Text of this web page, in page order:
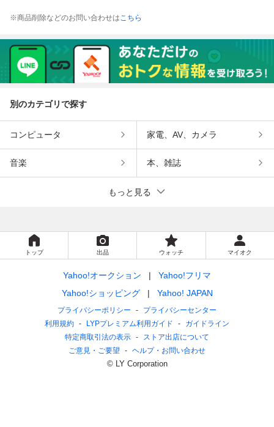
※商品削除などのお問い合わせはこちら
別のカテゴリで探す
コンピュータ 家電、AV、カメラ
音楽 本、雑誌
もっと見る
トップ 出品 ウォッチ マイオク
Yahoo!オークション
Yahoo!フリマ
Yahoo!ショッピング
Yahoo! JAPAN
プライバシーポリシー
プライバシーセンター
利用規約
LYPプレミアム利用ガイド
ガイドライン
特定商取引法の表示
ストア出店について
ご意見・ご要望
ヘルプ・お問い合わせ
© LY Corporation